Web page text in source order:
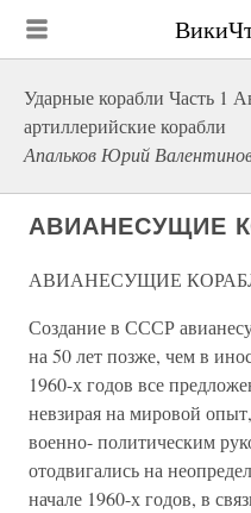
Ударные корабли Часть 1
артиллерийские корабли
Апальков Юрий
АВИАНЕСУЩИЕ
АВИАНЕСУЩИЕ
Создание в СССР
на 50 лет позже, чем в
1960-х годов все
невзирая на мировой
военно- политическим
отодвигались на
начале 1960-х годов, в